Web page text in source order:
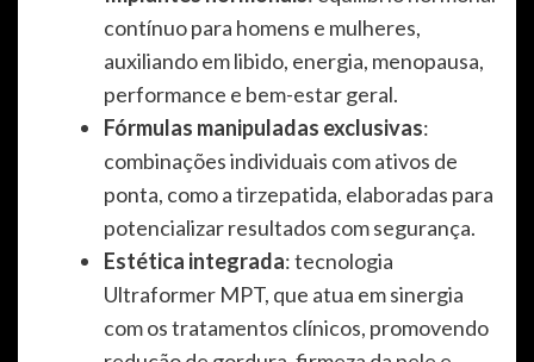
contínuo para homens e mulheres,
auxiliando em libido, energia, menopausa,
performance e bem-estar geral.
Fórmulas manipuladas exclusivas:
combinações individuais com ativos de
ponta, como a tirzepatida, elaboradas para
potencializar resultados com segurança.
Estética integrada: tecnologia
Ultraformer MPT, que atua em sinergia
com os tratamentos clínicos, promovendo